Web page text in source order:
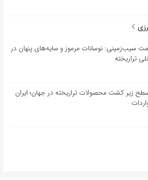
سیب‌زمینی: نوسانات مرموز و سایه‌های پنهان در
تراریخته
زیر کشت محصولات تراریخته در جهان؛ ایران